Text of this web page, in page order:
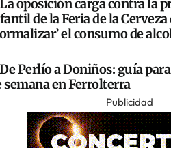
La oposición carga contra la
de la Feria de la
el consumo de
De Perlío a Doniños: guía
semana en Ferrolterra
Publicidad